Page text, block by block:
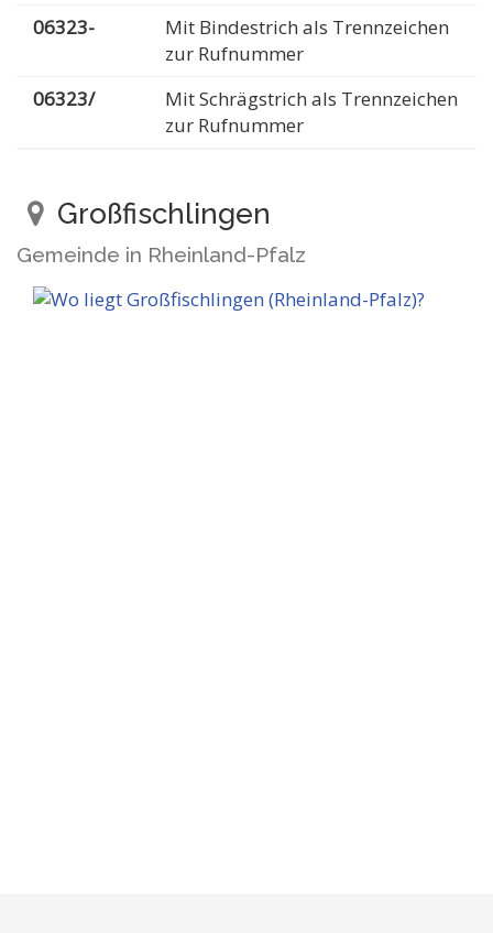
06323-
Mit Bindestrich als Trennzeichen
zur Rufnummer
06323/
Mit Schrägstrich als Trennzeichen
zur Rufnummer
Großfischlingen
Gemeinde in Rheinland-Pfalz